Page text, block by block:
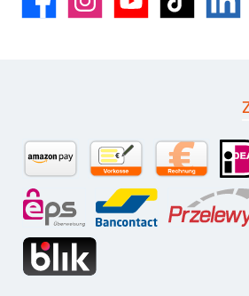
FacebookInstagramYouTube TikTok LinkedIn
Kauf auf
eps
Amazon PayVorkasse per